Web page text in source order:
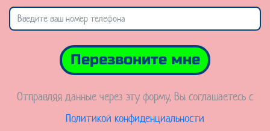
Перезвоните мне
Отправляя данные через эту форму, Вы соглашаетесь с
Политикой конфиденциальности